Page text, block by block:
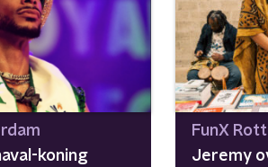
koning
FunX
Jeremy